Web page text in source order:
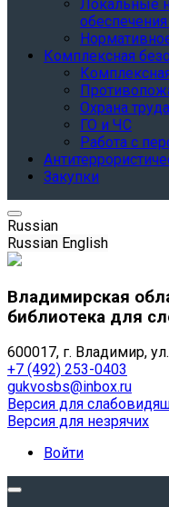
Локальные
Комплексная
Охрана труда
ГО и ЧС
Работа с
Закупки
Russian
Russian English
Владимирская
библиотека для
600017, г. Владимир,
+7 (492) 253-0403
gukvosbs@inbox.ru
Версия для
Версия для незрячих
Войти